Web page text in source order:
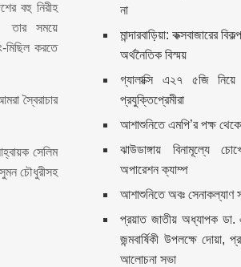
বহু নিরীহ
তার সময়ে
মিছিল করতে
স্বৈরাচার
সেলিম
চৌধুরীসহ
না
মান্দারবাড়িয়া: কক্সবাজারের
অর্থনৈতিক বিস্ময়
গ্যালাক্সি এ২৭ ৫জি
প্রযুক্তিপ্রেমীরা
আশাশুনিতে এমপি’র পক্ষ
ঝাউডাঙ্গায় বিনামূল্যে
অপারেশন ক্যাম্প
আশাশুনিতে অবঃ সেনাকল্যাণ
প্রয়াত জাতীয় অধ্যাপক
জন্মবার্ষিকী উপলক্ষে দোয়া,
আলোচনা সভা